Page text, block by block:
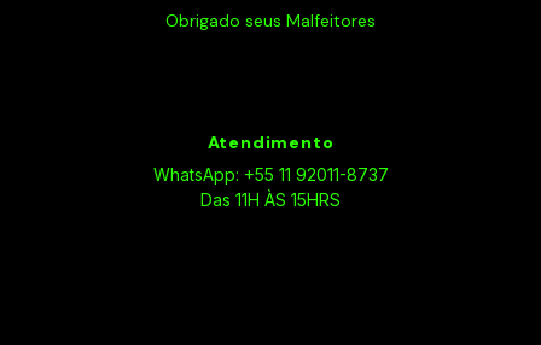
Obrigado seus Malfeitores
Atendimento
WhatsApp: +55 11 92011-8737
Das 11H ÀS 15HRS